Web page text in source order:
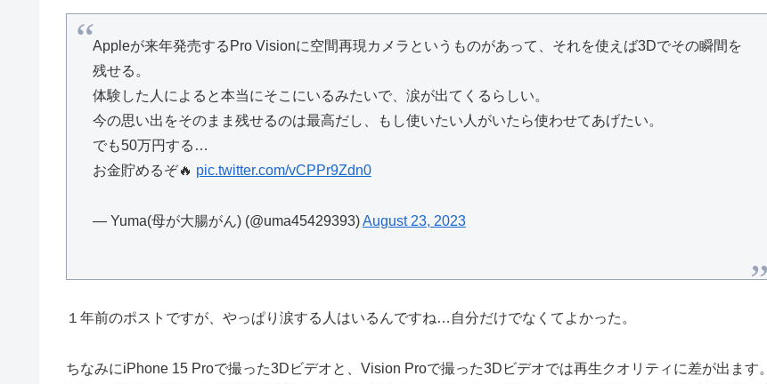
Appleが来年発売するPro Visionに空間再現カメラというものがあって、それを使えば3Dでその瞬間を
残せる。
体験した人によると本当にそこにいるみたいで、涙が出てくるらしい。
今の思い出をそのまま残せるのは最高だし、もし使いたい人がいたら使わせてあげたい。
でも50万円する…
お金貯めるぞ🔥 pic.twitter.com/vCPPr9Zdn0
— Yuma(母が大腸がん) (@uma45429393)August 23, 2023
１年前のポストですが、やっぱり涙する人はいるんですね…自分だけでなくてよかった。
ちなみにiPhone 15 Proで撮った3Dビデオと、Vision Proで撮った3Dビデオでは再生クオリティに差が出ます。